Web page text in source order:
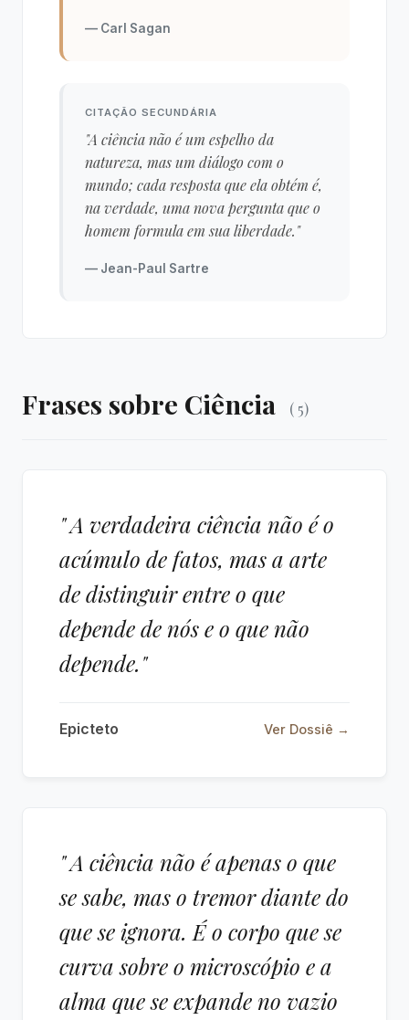
— Carl Sagan
CITAÇÃO SECUNDÁRIA
"A ciência não é um espelho da
natureza, mas um diálogo com o
mundo; cada resposta que ela obtém é,
na verdade, uma nova pergunta que o
homem formula em sua liberdade."
— Jean-Paul Sartre
Frases sobre Ciência ( 5)
" A verdadeira ciência não é o
acúmulo de fatos, mas a arte
de distinguir entre o que
depende de nós e o que não
depende."
Epicteto Ver Dossiê →
" A ciência não é apenas o que
se sabe, mas o tremor diante do
que se ignora. É o corpo que se
curva sobre o microscópio e a
alma que se expande no vazio